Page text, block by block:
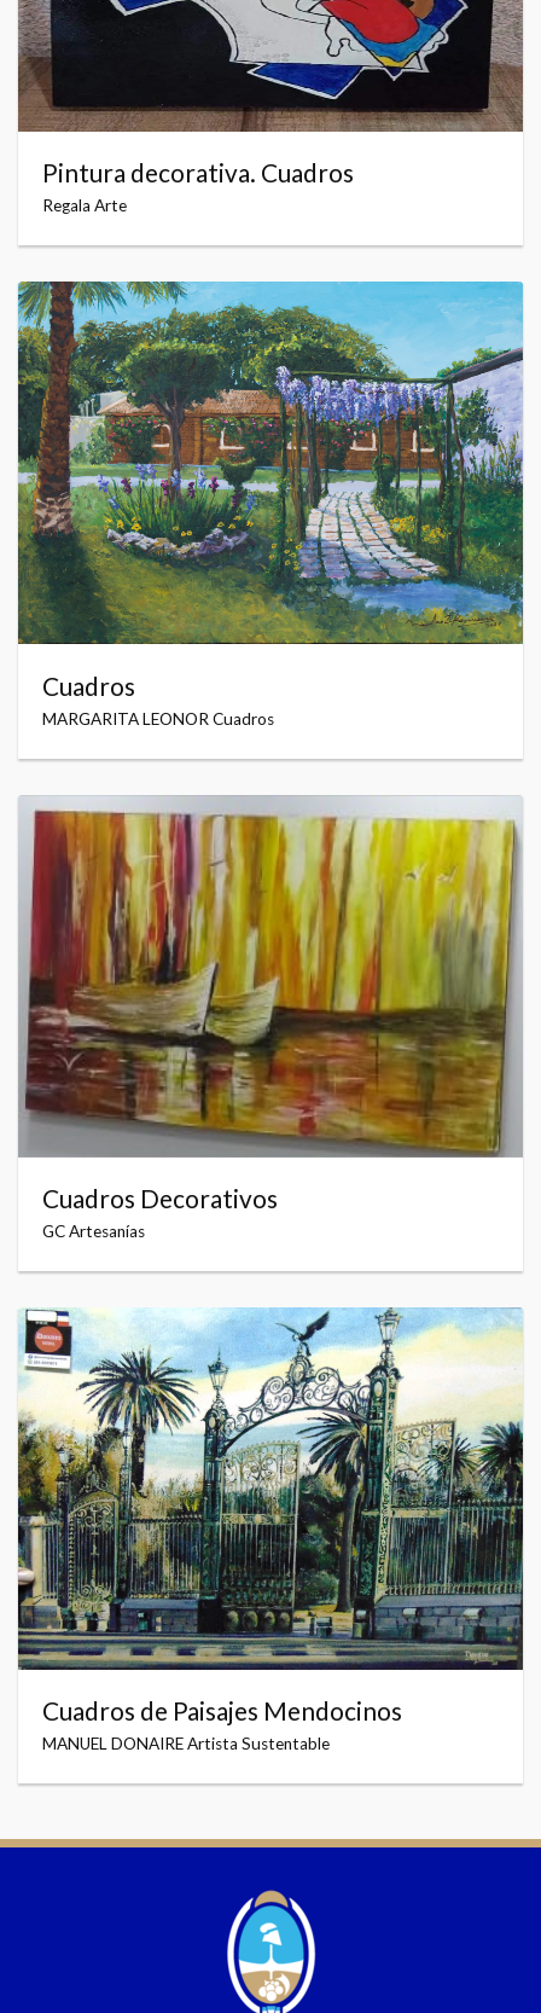
Pintura decorativa. Cuadros
Regala Arte
Cuadros
MARGARITA LEONOR Cuadros
Cuadros Decorativos
GC Artesanías
Cuadros de Paisajes Mendocinos
MANUEL DONAIRE Artista Sustentable